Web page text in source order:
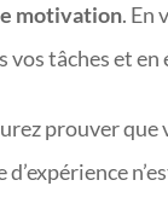
motivation. En
vos tâches et
prouver que
d’expérience